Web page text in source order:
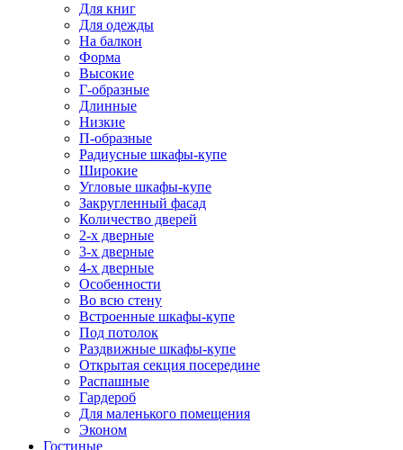
Для книг
Для одежды
На балкон
Форма
Высокие
Г-образные
Длинные
Низкие
П-образные
Радиусные шкафы-купе
Широкие
Угловые шкафы-купе
Закругленный фасад
Количество дверей
2-х дверные
3-х дверные
4-х дверные
Особенности
Во всю стену
Встроенные шкафы-купе
Под потолок
Раздвижные шкафы-купе
Открытая секция посередине
Распашные
Гардероб
Для маленького помещения
Эконом
Гостиные